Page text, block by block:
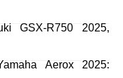
GSX-R750 2025,
Aerox 2025: